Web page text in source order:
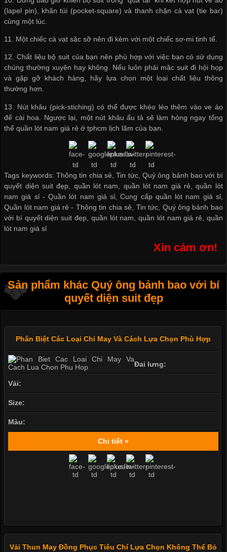
(lapel pin), khăn túi (pocket-square) và thanh chặn cà vạt (tie bar)
cùng một lúc.
11. Một chiếc cà vạt sặc sỡ nên đi kèm với một chiếc sơ-mi tinh tế.
12. Chất liệu bộ suit của bạn nên phù hợp với việc bạn có sử dụng
chúng thường xuyên hay không. Nếu luôn phải mặc suit đi hội họp
và gặp gỡ khách hàng, hãy lựa chọn một loại chất liệu thông
thường hơn.
13. Nút khâu (pick-stiching) có thể được khéo léo thêm vào ve áo
để cài hoa. Ngược lại, một nút khâu ẩu tả sẽ làm hỏng ngay tổng
thểquần lót nam giá rẻ ở tphcm lịch lãm của bạn.
Tags keywords: Thông tin chia sẻ, Tin tức, Quý ông bảnh bao với bí
quyết diện suit đẹp, quần lót nam, quần lót nam giá rẻ, quần lót
nam giá sỉ -Quần lót nam giá sỉ ,Cung cấp quần lót nam giá sỉ,
Quần lót nam giá rẻ - Thông tin chia sẻ Tin tức Quý ông bảnh bao
với bí quyết diện suit đẹp, quần lót nam ,quần lót nam giá rẻ
quần
lót nam giá sỉ
Xin cám ơn!
Sản phẩm khác Quý ông bảnh bao với bí
quyết diện suit đẹp
Phân Biệt Các Loại Chỉ May Và Cách Lựa Chọn Phù Hợp
Đai lưng:
Vải:
Size:
Màu:
Chi tiết »
Vải Thun May Đồng Phục Tiêu Chí Lựa Chọn Không Thể Bỏ